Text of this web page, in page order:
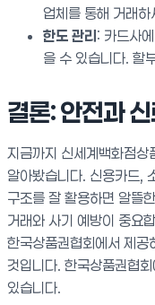
업체를 통해 거래하
한도 관리: 카드사
을 수 있습니다. 할
결론: 안전과
지금까지 신세계백화점상
알아봤습니다. 신용카드,
구조를 잘 활용하면 알뜰
거래와 사기 예방이 중요
한국상품권협회에서 제공
것입니다. 한국상품권협
있습니다.